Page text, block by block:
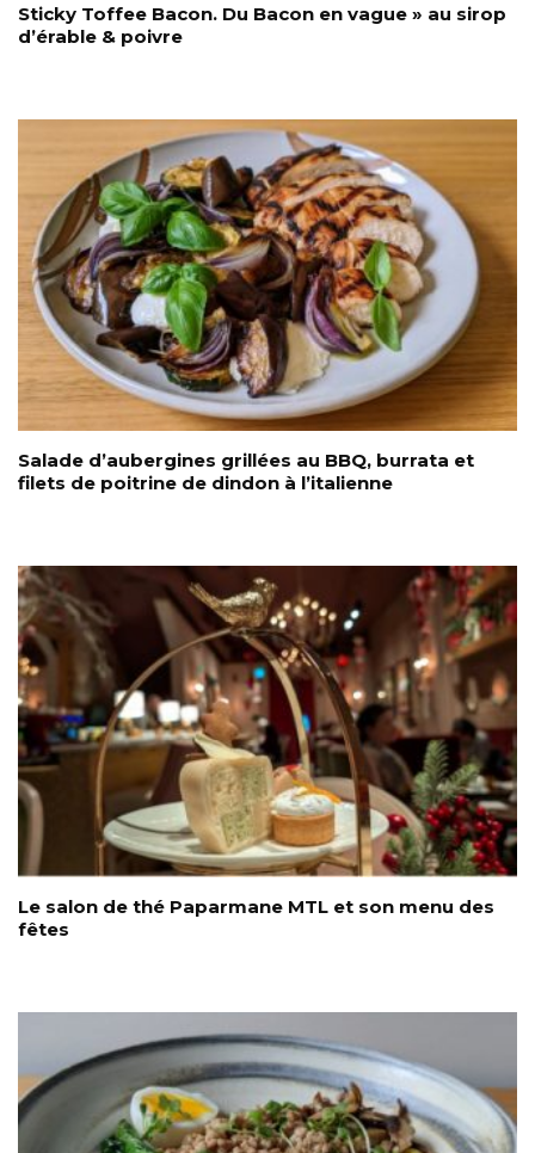
Sticky Toffee Bacon. Du Bacon en vague » au sirop
d’érable & poivre
Salade d’aubergines grillées au BBQ, burrata et
filets de poitrine de dindon à l’italienne
Le salon de thé Paparmane MTL et son menu des
fêtes